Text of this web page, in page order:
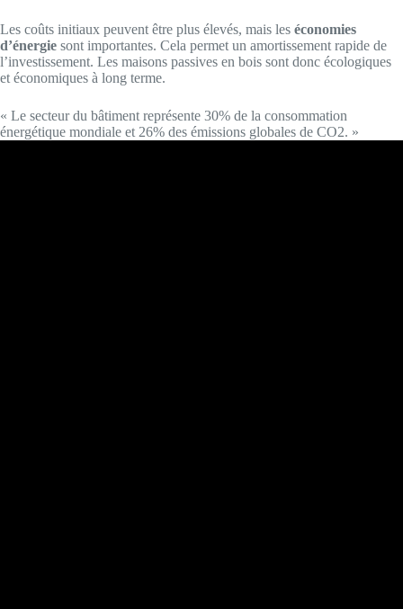
Les coûts initiaux peuvent être plus élevés, mais les économies
d’énergie sont importantes. Cela permet un amortissement rapide de
l’investissement. Les maisons passives en bois sont donc écologiques
et économiques à long terme.
« Le secteur du bâtiment représente 30% de la consommation
énergétique mondiale et 26% des émissions globales de CO2. »